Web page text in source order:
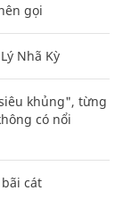
gọi
Nhã Kỳ
khủng", từng
có nổi
cát